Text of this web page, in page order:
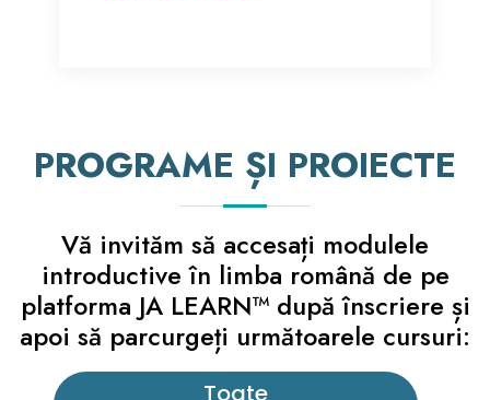
PROGRAME ȘI PROIECTE
Vă invităm să accesați modulele
introductive în limba română de pe
platforma JA LEARN™ după înscriere și
apoi să parcurgeți următoarele cursuri:
Toate